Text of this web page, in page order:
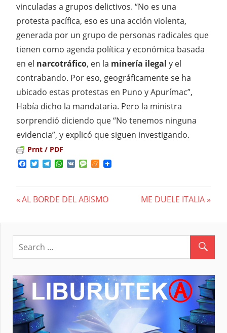
vinculadas a grupos delictivos. “No es una
protesta pacífica, eso es una acción violenta,
generada por un grupo de personas radicales que
tienen como agenda política y económica basada
en el narcotráfico, en la minería ilegal y el
contrabando. Por eso, geográficamente se ha
ubicado estas protestas en Puno y Apurímac”,
Había dicho la mandataria. Pero la ministra
sorprendió diciendo que “No tenemos ninguna
evidencia”, y explicó que siguen investigando.
Prnt / PDF
Facebook
TwitterTelegram
WhatsApp
VK MessageMeneame
de
entradas
Previous
AL BORDE DEL ABISMO
Next
ME DUELE ITALIA